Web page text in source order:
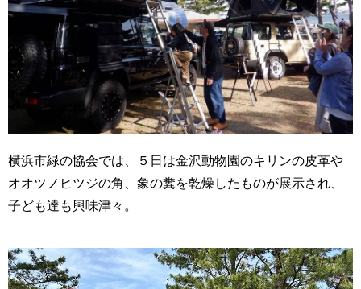
横浜市緑の協会では、５日は金沢動物園のキリンの皮革や
オオツノヒツジの角、象の糞を乾燥したものが展示され、
子ども達も興味津々。